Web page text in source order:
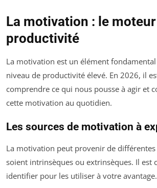
La motivation : le
productivité
La motivation est un élément
niveau de productivité élevé. En 2026, il
comprendre ce qui nous pousse à agir et
cette motivation au quotidien.
Les sources de motivation à
La motivation peut provenir de différentes
soient intrinsèques ou extrinsèques. Il est
identifier pour les utiliser à votre avantage.